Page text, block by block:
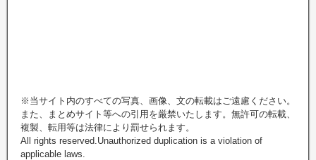
※当サイト内のすべての写真、画像、文の転載はご遠慮ください。
また、まとめサイト等への引用を厳禁いたします。無許可の転載、
複製、転用等は法律により罰せられます。
All rights reserved.Unauthorized duplication is a violation of
applicable laws.